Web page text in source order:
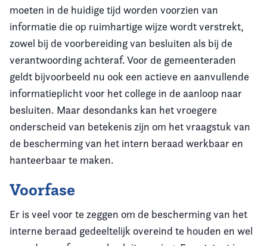
moeten in de huidige tijd worden voorzien van
informatie die op ruimhartige wijze wordt verstrekt,
zowel bij de voorbereiding van besluiten als bij de
verantwoording achteraf. Voor de gemeenteraden
geldt bijvoorbeeld nu ook een actieve en aanvullende
informatieplicht voor het college in de aanloop naar
besluiten. Maar desondanks kan het vroegere
onderscheid van betekenis zijn om het vraagstuk van
de bescherming van het intern beraad werkbaar en
hanteerbaar te maken.
Voorfase
Er is veel voor te zeggen om de bescherming van het
interne beraad gedeeltelijk overeind te houden en wel